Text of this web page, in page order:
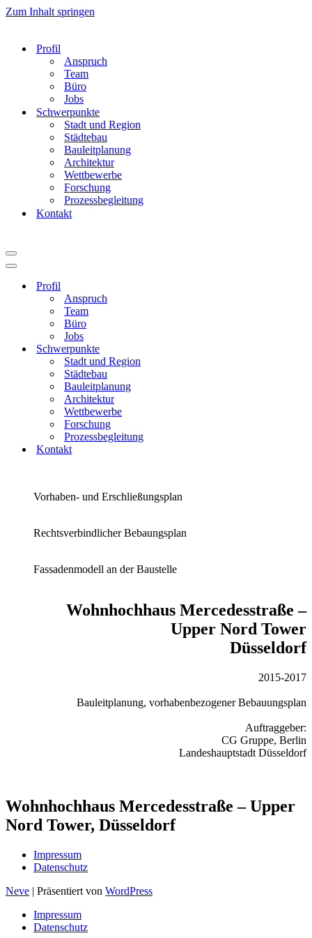
Zum Inhalt springen
Profil
Anspruch
Team
Büro
Jobs
Schwerpunkte
Stadt und Region
Städtebau
Bauleitplanung
Architektur
Wettbewerbe
Forschung
Prozessbegleitung
Kontakt
Navigationsmenü
Navigationsmenü
Profil
Anspruch
Team
Büro
Jobs
Schwerpunkte
Stadt und Region
Städtebau
Bauleitplanung
Architektur
Wettbewerbe
Forschung
Prozessbegleitung
Kontakt
Vorhaben- und Erschließungsplan
Rechtsverbindlicher Bebaungsplan
Fassadenmodell an der Baustelle
Wohnhochhaus Mercedesstraße –
Upper Nord Tower
Düsseldorf
2015-2017
Bauleitplanung, vorhabenbezogener Bebauungsplan
Auftraggeber:
CG Gruppe, Berlin
Landeshauptstadt Düsseldorf
Wohnhochhaus Mercedesstraße – Upper
Nord Tower, Düsseldorf
Impressum
Datenschutz
Neve | Präsentiert von WordPress
Impressum
Datenschutz